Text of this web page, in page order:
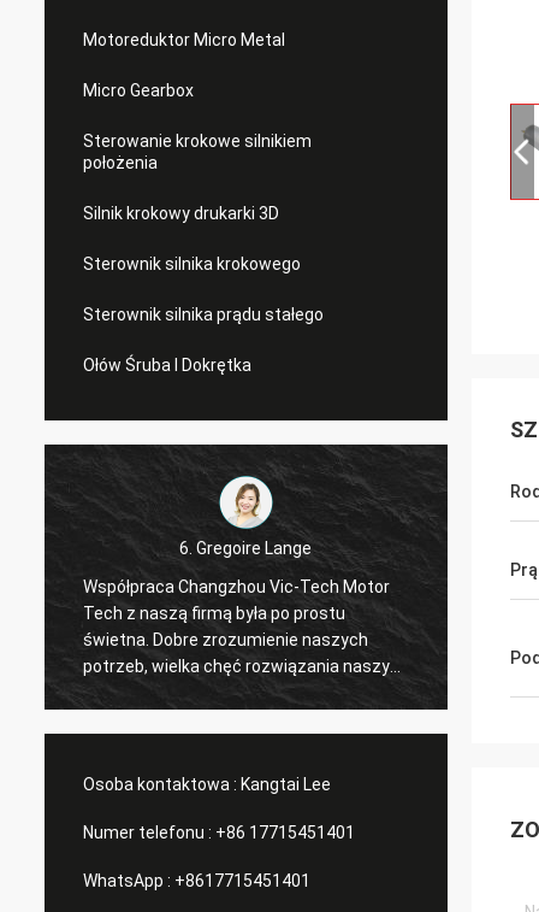
Motoreduktor Micro Metal
Micro Gearbox
Sterowanie krokowe silnikiem
położenia
Silnik krokowy drukarki 3D
Sterownik silnika krokowego
Sterownik silnika prądu stałego
Ołów Śruba I Dokrętka
6. Gregoire Lange
Współpraca Changzhou Vic-Tech Motor
Tech z naszą firmą była po prostu
świetna. Dobre zrozumienie naszych
potrzeb, wielka chęć rozwiązania naszych
problemów. Polecam !
przesyłki. Sterownik
Osoba kontaktowa : Kangtai Lee
Numer telefonu : +86 17715451401
WhatsApp : +8617715451401